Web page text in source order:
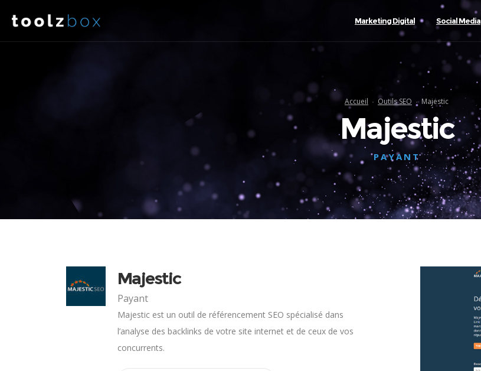
Marketing Digital Social Media
Accueil Outils SEO Majestic
Majestic
PAYANT
Majestic
Payant
Majestic est un outil de référencement SEO spécialisé dans
l’analyse des backlinks de votre site internet et de ceux de vos
concurrents.